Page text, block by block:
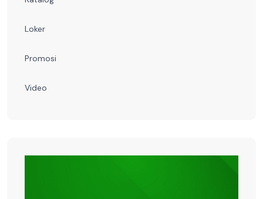
Loker
Promosi
Video